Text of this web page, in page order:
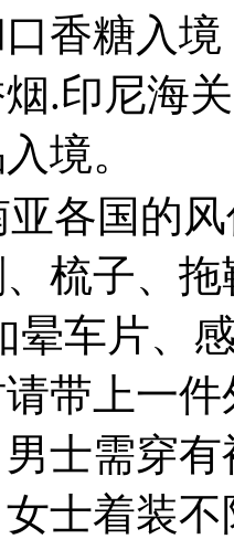
香糖入
.印尼海
境。
各国的
梳子、
晕车片、
带上一
士需穿
士着装不